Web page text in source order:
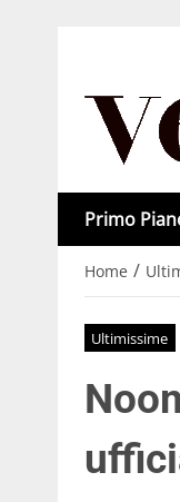
Primo
Home /
Ultimissime